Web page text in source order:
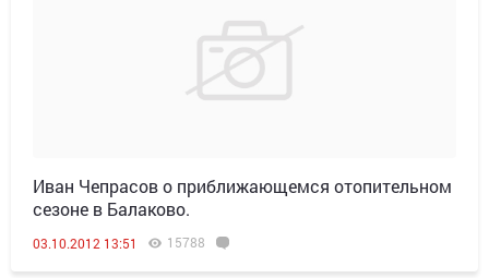
Иван Чепрасов о приближающемся отопительном
сезоне в Балаково.
03.10.2012 13:51 15788